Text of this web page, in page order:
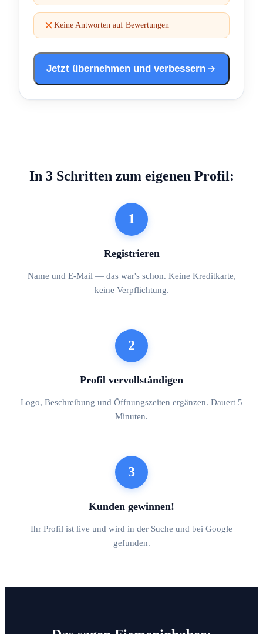
Keine Antworten auf Bewertungen
Jetzt übernehmen und verbessern
In 3 Schritten zum eigenen Profil:
1
Registrieren
Name und E-Mail — das war's schon. Keine Kreditkarte,
keine Verpflichtung.
2
Profil vervollständigen
Logo, Beschreibung und Öffnungszeiten ergänzen. Dauert 5
Minuten.
3
Kunden gewinnen!
Ihr Profil ist live und wird in der Suche und bei Google
gefunden.